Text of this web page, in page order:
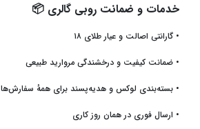
خدمات و ضمانت روبی گالری 📦
• گارانتی اصالت و عیار طلای ۱۸
• ضمانت کیفیت و درخشندگی مروارید طبیعی
• بسته‌بندی لوکس و هدیه‌پسند برای همهٔ سفارش‌ها
• ارسال فوری در همان روز کاری